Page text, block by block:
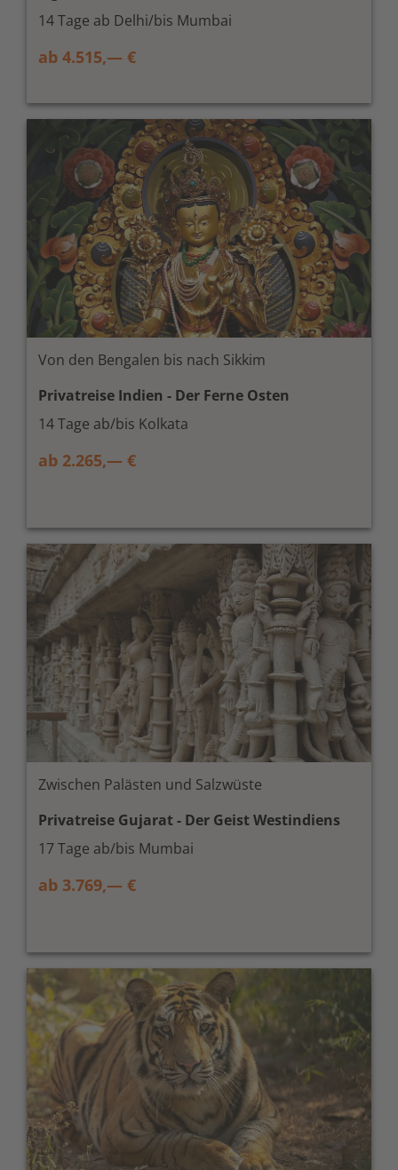
14 Tage ab Delhi/bis Mumbai
ab 4.515,— €
Von den Bengalen bis nach Sikkim
Privatreise Indien - Der Ferne Osten
14 Tage ab/bis Kolkata
ab 2.265,— €
Zwischen Palästen und Salzwüste
Privatreise Gujarat - Der Geist Westindiens
17 Tage ab/bis Mumbai
ab 3.769,— €